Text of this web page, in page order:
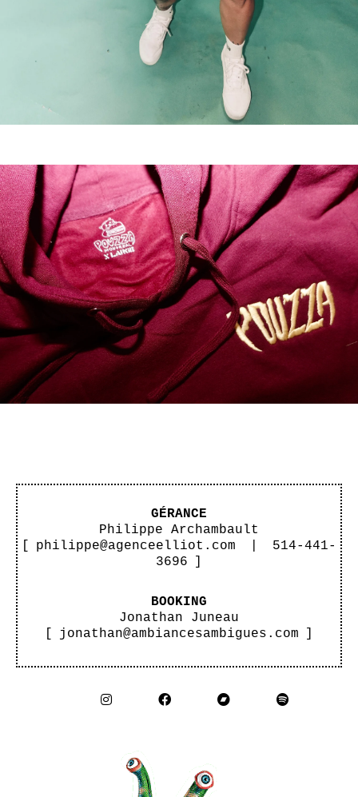
GÉRANCE
Philippe Archambault
[
philippe@agenceelliot.com
514-441-
3696
]
BOOKING
Jonathan Juneau
[
jonathan@ambiancesambigues.com ]